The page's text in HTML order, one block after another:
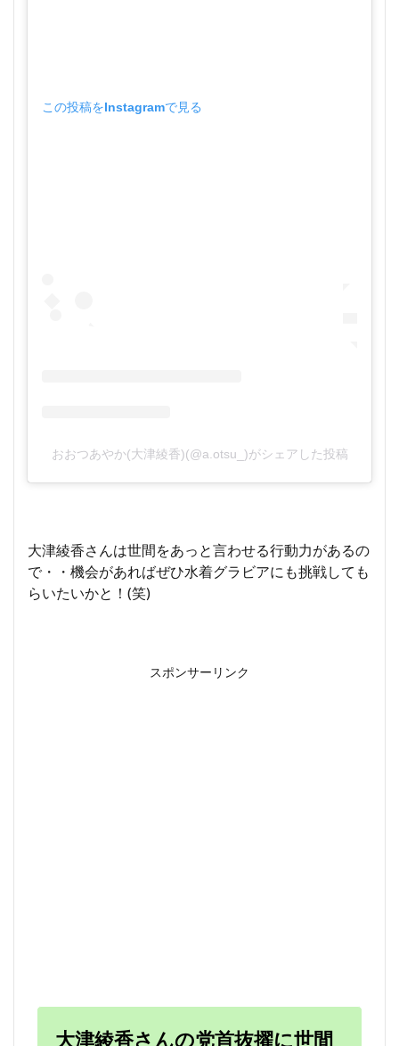
この投稿をInstagramで見る
おおつあやか(大津綾香)(@a.otsu_)がシェアした投稿
大津綾香さんは世間をあっと言わせる行動力があるの
で・・機会があればぜひ水着グラビアにも挑戦しても
らいたいかと！(笑)
スポンサーリンク
大津綾香さんの党首抜擢に世間